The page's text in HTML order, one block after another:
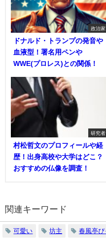
政治家
ドナルド・トランプの発音や
血液型！署名用ペンや
WWE(プロレス)との関係！
研究者
村松哲文のプロフィールや経
歴！出身高校や大学はどこ？
おすすめの仏像を調査！
関連キーワード
可愛い 坊主 春風亭ぴ